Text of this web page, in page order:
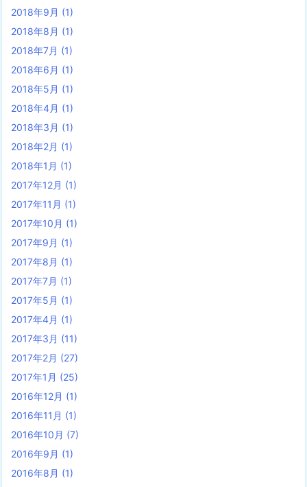
2018年9月 (1)
2018年8月 (1)
2018年7月 (1)
2018年6月 (1)
2018年5月 (1)
2018年4月 (1)
2018年3月 (1)
2018年2月 (1)
2018年1月 (1)
2017年12月 (1)
2017年11月 (1)
2017年10月 (1)
2017年9月 (1)
2017年8月 (1)
2017年7月 (1)
2017年5月 (1)
2017年4月 (1)
2017年3月 (11)
2017年2月 (27)
2017年1月 (25)
2016年12月 (1)
2016年11月 (1)
2016年10月 (7)
2016年9月 (1)
2016年8月 (1)